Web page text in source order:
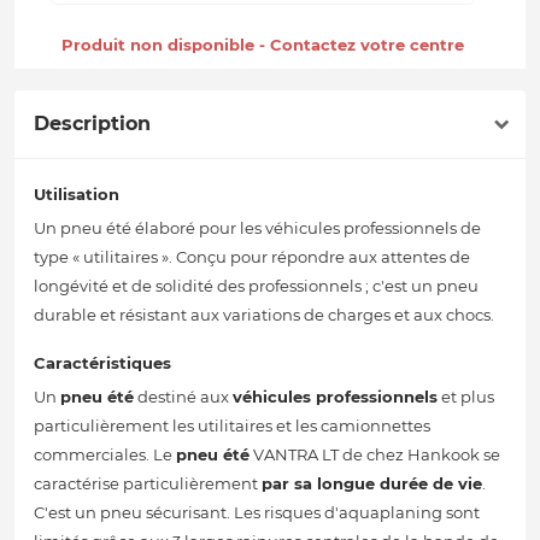
Produit non disponible - Contactez votre centre
Description
Utilisation
Un pneu été élaboré pour les véhicules professionnels de
type « utilitaires ». Conçu pour répondre aux attentes de
longévité et de solidité des professionnels ; c'est un pneu
durable et résistant aux variations de charges et aux chocs.
Caractéristiques
Un pneu étédestiné auxvéhicules professionnelset plus
particulièrement les utilitaires et les camionnettes
commerciales. Le pneu étéVANTRA LT de chez Hankook se
caractérise particulièrement par sa longue durée de vie.
C'est un pneu sécurisant. Les risques d'aquaplaning sont